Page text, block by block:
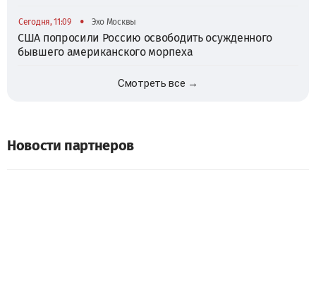
Сегодня, 11:09 • Эхо Москвы
США попросили Россию освободить осужденного
бывшего американского морпеха
Смотреть все →
Новости партнеров